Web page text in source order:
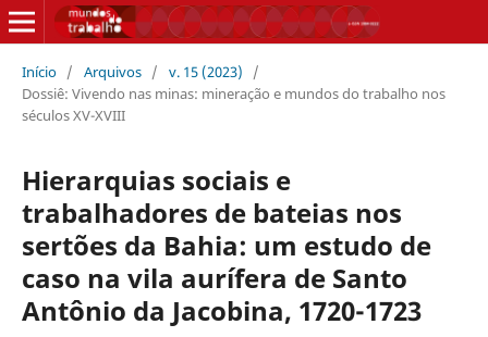
Início / Arquivos / v. 15 (2023)
/
Dossiê: Vivendo nas minas: mineração e mundos do trabalho nos
séculos XV-XVIII
Hierarquias sociais e
trabalhadores de bateias nos
sertões da Bahia: um estudo de
caso na vila aurífera de Santo
Antônio da Jacobina, 1720-1723